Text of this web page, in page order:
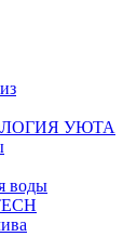
УЮТА
воды